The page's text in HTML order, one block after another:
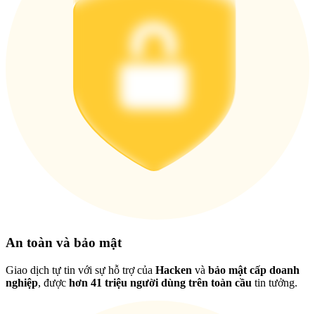
An toàn và bảo mật
Giao dịch tự tin với sự hỗ trợ của Hacken và bảo mật cấp doanh
nghiệp, được hơn 41 triệu người dùng trên toàn cầu tin tưởng.